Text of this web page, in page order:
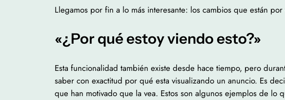
Llegamos por fin a lo más interesante: los cambios que están
«¿Por qué estoy viendo esto?»
Esta funcionalidad también existe desde hace tiempo, pero
saber con exactitud por qué esta visualizando un anuncio. Es
que han motivado que la vea. Estos son algunos ejemplos de lo